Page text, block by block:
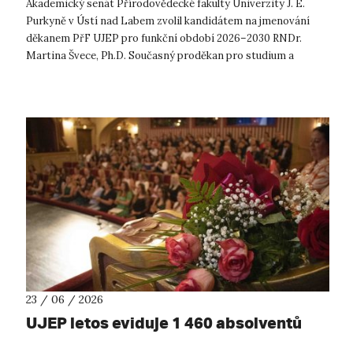
Akademický senát Přírodovědecké fakulty Univerzity J. E.
Purkyně v Ústí nad Labem zvolil kandidátem na jmenování
děkanem PřF UJEP pro funkční období 2026–2030 RNDr.
Martina Švece, Ph.D. Současný proděkan pro studium a
23 / 06 / 2026
UJEP letos eviduje 1 460 absolventů